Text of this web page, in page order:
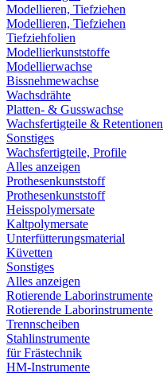
Modellieren, Tiefziehen
Modellieren, Tiefziehen
Tiefziehfolien
Modellierkunststoffe
Modellierwachse
Bissnehmewachse
Wachsdrähte
Platten- & Gusswachse
Wachsfertigteile & Retentionen
Sonstiges
Wachsfertigteile, Profile
Alles anzeigen
Prothesenkunststoff
Prothesenkunststoff
Heisspolymersate
Kaltpolymersate
Unterfütterungsmaterial
Küvetten
Sonstiges
Alles anzeigen
Rotierende Laborinstrumente
Rotierende Laborinstrumente
Trennscheiben
Stahlinstrumente
für Frästechnik
HM-Instrumente